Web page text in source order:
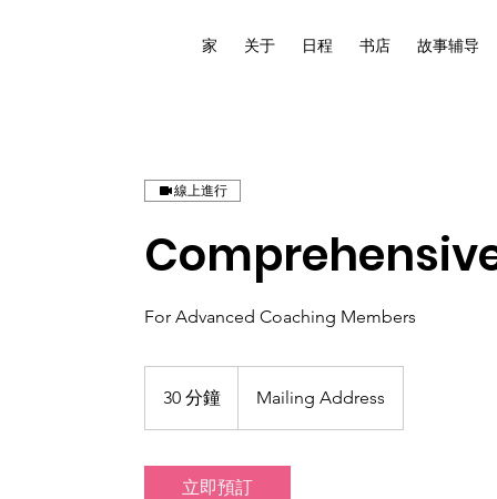
家 关于 日程 书店 故事辅导
線上進行
For Advanced Coaching Members
30 分鐘
0
鐘
Mailing Address
立即預訂